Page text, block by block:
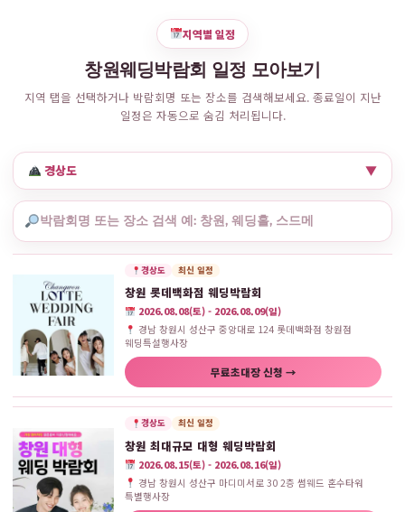
지역별 일정
창원웨딩박람회 일정 모아보기
지역 탭을 선택하거나 박람회명 또는 장소를 검색해보세요. 종료일이 지난
일정은 자동으로 숨김 처리됩니다.
경상도 ▼
경상도 최신 일정
창원 롯데백화점 웨딩박람회
2026.08.08(토) - 2026.08.09(일)
경남 창원시 성산구 중앙대로 124 롯데백화점 창원점
웨딩특설행사장
무료초대장 신청 →
경상도 최신 일정
창원 최대규모 대형 웨딩박람회
2026.08.15(토) - 2026.08.16(일)
경남 창원시 성산구 마디미서로 30 2층 썸웨드 혼수타워
특별행사장